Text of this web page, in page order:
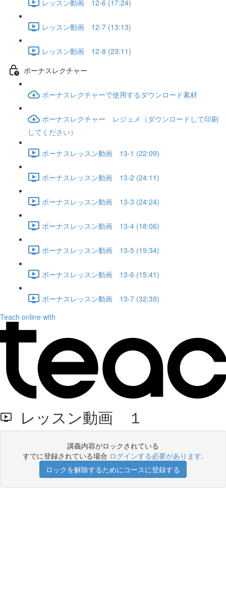
レッスン動画 12-6 (17:24)
レッスン動画 12-7 (13:13)
レッスン動画 12-8 (23:11)
ボーナスレクチャー
ボーナスレクチャーで使用するダウンロード素材
ボーナスレクチャー レジュメ（ダウンロードして印刷
してください）
ボーナスレッスン動画 13-1 (22:09)
ボーナスレッスン動画 13-2 (24:11)
ボーナスレッスン動画 13-3 (24:24)
ボーナスレッスン動画 13-4 (18:06)
ボーナスレッスン動画 13-5 (19:34)
ボーナスレッスン動画 13-6 (15:41)
ボーナスレッスン動画 13-7 (32:39)
Teach online with
レッスン動画 １
講義内容がロックされている
すでに登録されている場合 ログインする必要があります.
ロックを解除するためにコースに登録する